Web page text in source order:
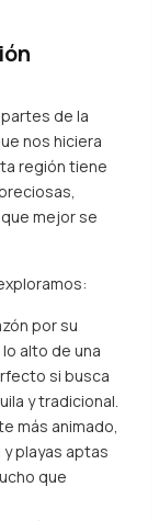
de la
nos hiciera
región tiene
mejor se
por su
alto de una
si busca
y tradicional.
más animado,
playas aptas
que